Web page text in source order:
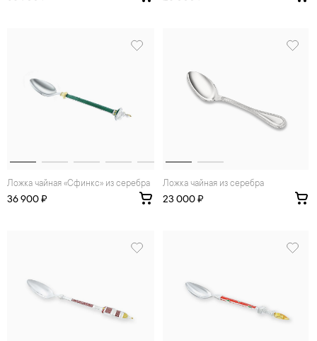
Ложка чайная «Сфинкс» из серебра
36 900 ₽
Ложка чайная из серебра
23 000 ₽